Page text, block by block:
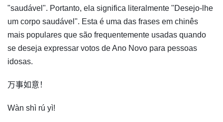
"saudável". Portanto, ela significa literalmente "Desejo-lhe
um corpo saudável". Esta é uma das frases em chinês
mais populares que são frequentemente usadas quando
se deseja expressar votos de Ano Novo para pessoas
idosas.
万事如意！
Wàn shì rú yì!